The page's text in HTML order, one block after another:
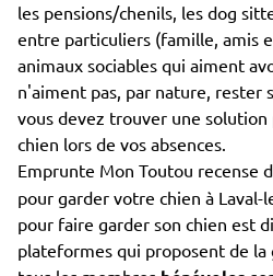
les pensions/chenils, les dog
entre particuliers (famille, amis
animaux sociables qui aiment
n'aiment pas, par nature, rester
vous devez trouver une
chien lors de vos absences.
Emprunte Mon Toutou recense
pour garder votre chien à
pour faire garder son chien est
plateformes qui proposent de la